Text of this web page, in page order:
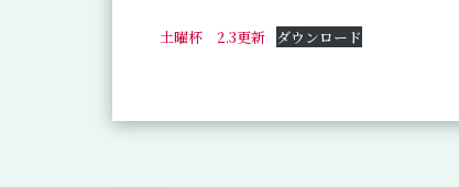
土曜杯 2.3更新 ダウンロード